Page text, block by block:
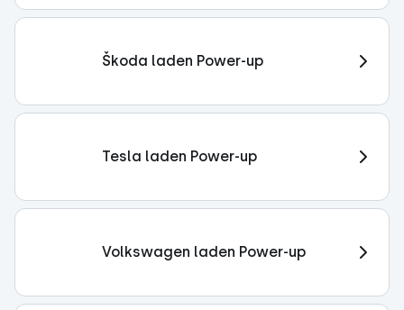
Škoda laden Power-up
Tesla laden Power-up
Volkswagen laden Power-up